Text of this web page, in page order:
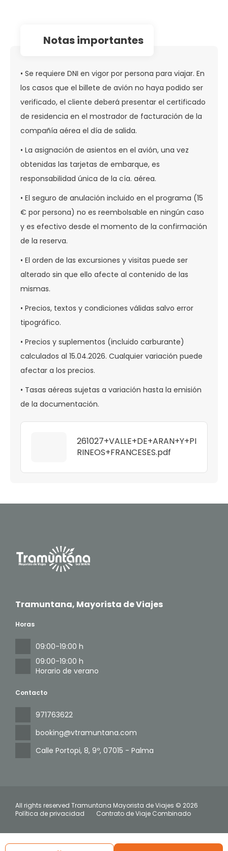
notas importantes
• Se requiere DNI en vigor por persona para viajar. En
los casos que el billete de avión no haya podido ser
verificado, el cliente deberá presentar el certificado
de residencia en el mostrador de facturación de la
compañía aérea el día de salida.
• La asignación de asientos en el avión, una vez
obtenidas las tarjetas de embarque, es
responsabilidad única de la cía. aérea.
• El seguro de anulación incluido en el programa (15
€ por persona) no es reembolsable en ningún caso
y es efectivo desde el momento de la confirmación
de la reserva.
• El orden de las excursiones y visitas puede ser
alterado sin que ello afecte al contenido de las
mismas.
• Precios, textos y condiciones válidas salvo error
tipográfico.
• Precios y suplementos (incluido carburante)
calculados al 15.04.2026. Cualquier variación puede
afectar a los precios.
• Tasas aéreas sujetas a variación hasta la emisión
de la documentación.
261027+VALLE+DE+ARAN+Y+PI
RINEOS+FRANCESES.pdf
Tramuntana, Mayorista de Viajes
Contacto
971763622
booking@vtramuntana.com
Calle Portopi, 8, 9º, 07015 - Palma
Horas
09:00-19:00 h
09:00-19:00 h
Horario de verano
All rights reserved Tramuntana Mayorista de Viajes © 2026
Política de privacidad
Contrato de Viaje Combinado